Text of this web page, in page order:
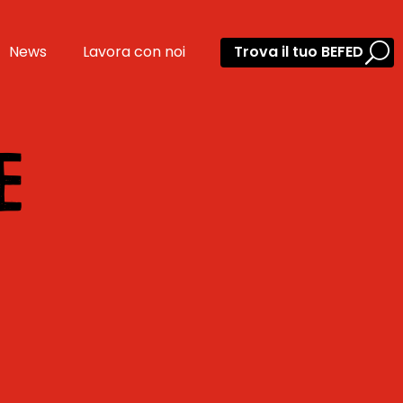
News Lavora con noi Trova il tuo BEFED